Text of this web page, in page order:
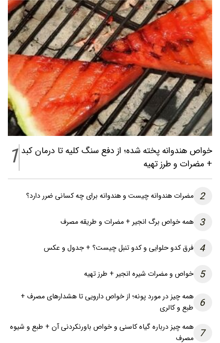
خواص هندوانه پخته شده؛ از دفع سنگ کلیه تا درمان کبد
+ مضرات و طرز تهیه
1
2 مضرات هندوانه چیست و هندوانه برای چه کسانی ضرر دارد؟
3 همه خواص برگ انجیر + مضرات و طریقه مصرف
4 فرق کدو حلوایی و کدو تنبل چیست؟ + جدول و عکس
5 خواص و مضرات شیره انجیر + طرز تهیه
6
همه چیز در مورد پونه؛ از خواص دارویی تا هشدارهای مصرف +
طبع و کالری
7
همه چیز درباره گیاه کاسنی و خواص باورنکردنی آن + طبع و شیوه
مصرف